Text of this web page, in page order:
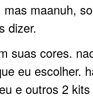
maanuh,
dizer.
suas cores.
eu escolher.
e outros 2